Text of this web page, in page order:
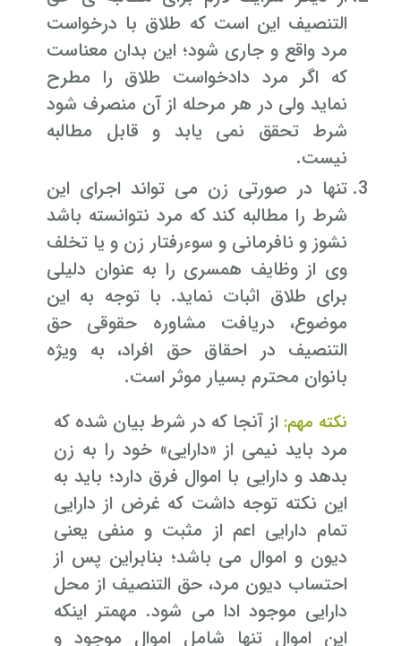
التنصیف این است که طلاق با درخواست
مرد واقع و جاری شود؛ این بدان معناست
که اگر مرد دادخواست طلاق را مطرح
نماید ولی در هر مرحله از آن منصرف شود
شرط تحقق نمی یابد و قابل مطالبه
نیست.
تنها در صورتی زن می تواند اجرای این
شرط را مطالبه کند که مرد نتوانسته باشد
نشوز و نافرمانی و سوءرفتار زن و یا تخلف
وی از وظایف همسری را به عنوان دلیلی
برای طلاق اثبات نماید. با توجه به این
موضوع، دریافت مشاوره حقوقی حق
التنصیف در احقاق حق افراد، به ویژه
بانوان محترم بسیار موثر است.
نکته مهم: از آنجا که در شرط بیان شده که
مرد باید نیمی از «دارایی» خود را به زن
بدهد و دارایی با اموال فرق دارد؛ باید به
این نکته توجه داشت که غرض از دارایی
تمام دارایی اعم از مثبت و منفی یعنی
دیون و اموال می باشد؛ بنابراین پس از
احتساب دیون مرد، حق التنصیف از محل
دارایی موجود ادا می شود. مهمتر اینکه
این اموال تنها شامل اموال موجود و